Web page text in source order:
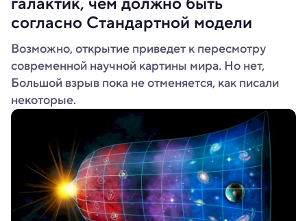
согласно Стандартной модели
Возможно, открытие приведет к пересмотру
современной научной картины мира. Но нет,
Большой взрыв пока не отменяется, как писали
некоторые.